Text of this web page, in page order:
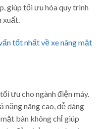
giúp tối ưu hóa quy trình
xuất.
tốt nhất về xe nâng mặt
ưu cho ngành điện máy.
nâng cao, dễ dàng
bàn không chỉ giúp